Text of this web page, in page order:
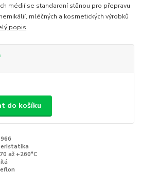
médií se standardní stěnou pro přepravu
mléčných a kosmetických výrobků
popis
do košíku
až +260°C